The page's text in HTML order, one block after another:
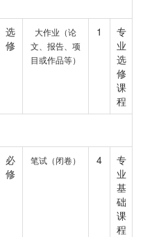
选
修
大作业（论
文、报告、项
目或作品等）
1
专
业
选
修
课
程
必
修
笔试（闭卷） 4
专
业
基
础
课
程